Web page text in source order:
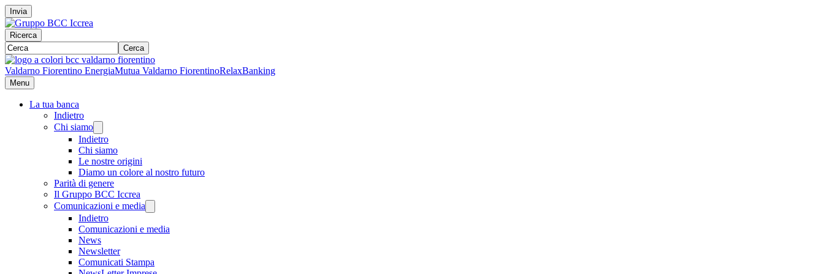
Invia
Ricerca
Cerca
Valdarno Fiorentino EnergiaMutua Valdarno FiorentinoRelaxBanking
Menu
La tua banca
Indietro
Chi siamo
Indietro
Chi siamo
Le nostre origini
Diamo un colore al nostro futuro
Parità di genere
Il Gruppo BCC Iccrea
Comunicazioni e media
Indietro
Comunicazioni e media
News
Newsletter
Comunicati Stampa